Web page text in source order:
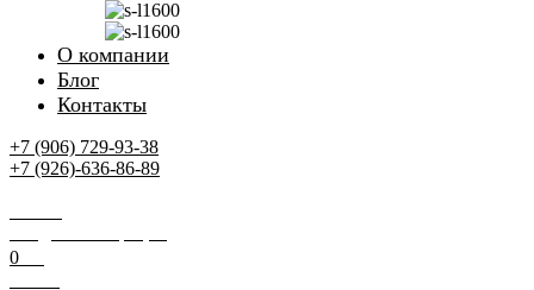
О компании
Блог
Контакты
+7 (906) 729-93-38
+7 (926)-636-86-89
0